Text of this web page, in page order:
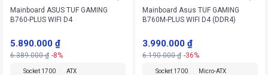
Mainboard ASUS TUF GAMING
B760-PLUS WIFI D4
5.890.000 ₫
6.389.000 ₫ -8%
Socket 1700
ATX
Mainboard Asus TUF GAMING
B760M-PLUS WIFI D4 (DDR4)
3.990.000 ₫
6.190.000 ₫ -36%
Socket 1700
Micro-ATX